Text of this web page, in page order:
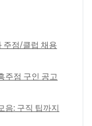
주점/클럽 채용
주점 구인 공고
음: 구직 팁까지